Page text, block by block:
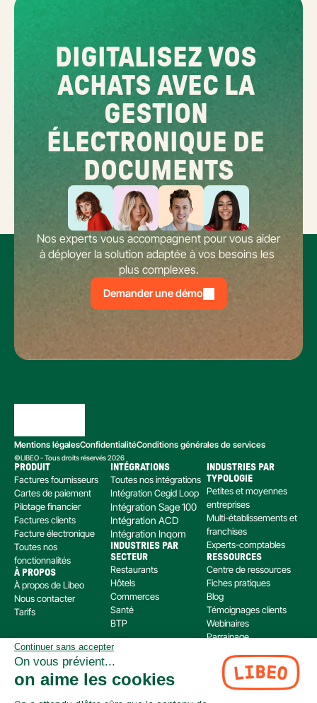
DIGITALISEZ VOS
ACHATS AVEC LA
GESTION
ÉLECTRONIQUE DE
DOCUMENTS
Nos experts vous accompagnent pour vous aider
à déployer la solution adaptée à vos besoins les
plus complexes.
Demander une démo
Mentions légalesConfidentialitéConditions générales de services
©LIBEO - Tous droits réservés 2026
Libeo, société par actions simplifiée immatriculée au RCS de Créteil, dont le siège social
est situé au 112 Avenue de Paris, 94300 Vincennes, est enregistré auprès de l’Organisme
pour le Registre Unique des Intermédiaires en assurance, banque et finance (ORIAS) sous
le numéro 220 063 49 en tant que (i) courtier en opérations de banque et en services de
PRODUIT
Factures fournisseurs
Cartes de paiement
Pilotage financier
Factures clients
Facture électronique
Toutes nos
fonctionnalités
À PROPOS
À propos de Libeo
Nous contacter
Tarifs
INTÉGRATIONS
Toutes nos intégrations
Intégration Cegid Loop
Intégration Sage 100
Intégration ACD
Intégration Inqom
INDUSTRIES PAR
SECTEUR
Restaurants
Hôtels
Commerces
Santé
BTP
INDUSTRIES PAR
TYPOLOGIE
Petites et moyennes
entreprises
Multi-établissements et
franchises
Experts-comptables
RESSOURCES
Centre de ressources
Fiches pratiques
Blog
Témoignages clients
Webinaires
Parrainage
Continuer sans accepter
On vous prévient...
on aime les cookies